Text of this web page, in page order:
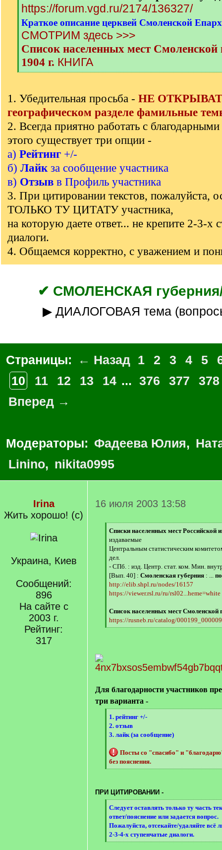
]
https://forum.vgd.ru/2174/136327/
Краткое описание церквей Смоленской
СМОТРИМ здесь >>>
Список населенных мест Смоленской
1904 г. КНИГА
[
]
1. Убедительная просьба - НЕ
географическом разделе фамильные
2. Всегда приятно работать с
этого существует три опции -
а) Рейтинг +/-
б) Лайкза сообщение участника
в) Отзыв в Профиль участника
3. При цитировании текстов, пожалуйста,
ТОЛЬКО ТУ ЦИТАТУ участника,
на которую даете ответ... не крепите 2-3-х
диалоги.
4. Общаемся корректно, с уважением и
✔ СМОЛЕНСКАЯ
▶ ДИАЛОГОВАЯ тема
Страницы: ← Назад 1 2 3 4 5
10
11 12 13 14 ... 376 377
378
Вперед →
Модераторы: Фадеева Юлия,
Linino, nikita0995
Irina
Жить хорошо! (с)
Украина, Киев
Сообщений:
896
На сайте с
2003 г.
Рейтинг:
317
16 июля 2003 13:58
[
q
]
Списки населенных мест Российской
издаваемые
Центральным статистическим
дел.
- СПб. : изд. Центр. стат. ком. Мин.
[Вып. 40] : Смоленская губерния : ...
http://elib.shpl.ru/nodes/16157
https://viewer.rsl.ru/ru/rsl02...heme=white
Список населенных мест Смоленской
https://rusneb.ru/catalog/
[
Для благодарности участников
три варианта -
[
q
]
1. рейтинг +/-
2. отзыв
3. лайк (за сообщение)
Посты со "спасибо" и
без пояснения.
[
q
]
ПРИ ЦИТИРОВАНИИ -
[
q
]
Следует оставлять только ту часть
ответ/пояснение или задается вопрос.
Пожалуйста, отсекайте/удаляйте всё
2-3-4-х ступенчатые диалоги.
[